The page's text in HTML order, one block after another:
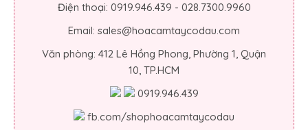
Điện thoại: 0919.946.439 - 028.7300.9960
Email: sales@hoacamtaycodau.com
Văn phòng: 412 Lê Hồng Phong, Phường 1, Quận
10, TP.HCM
0919.946.439
fb.com/shophoacamtaycodau